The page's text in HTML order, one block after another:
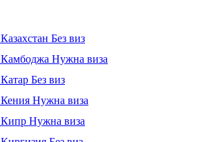
Казахстан Без виз
Камбоджа Нужна виза
Катар Без виз
Кения Нужна виза
Кипр Нужна виза